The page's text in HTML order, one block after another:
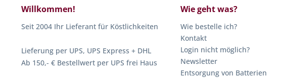
Willkommen!
Seit 2004 Ihr Lieferant für Köstlichkeiten
Lieferung per UPS, UPS Express + DHL
Ab 150,- € Bestellwert per UPS frei Haus
Wie geht was?
Wie bestelle ich?
Kontakt
Login nicht möglich?
Newsletter
Entsorgung von Batterien